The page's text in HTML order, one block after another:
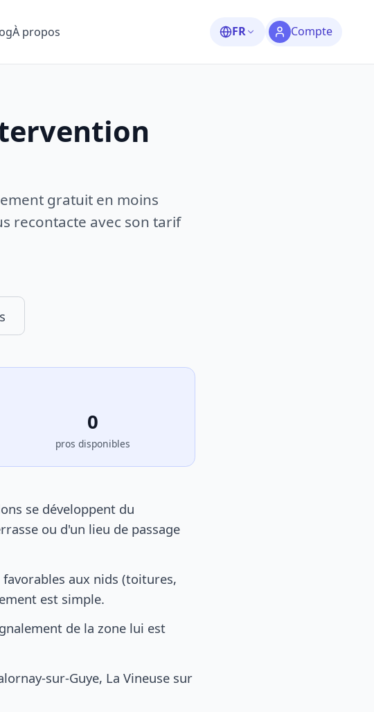
À propos FR Compte
gratuit en moins
recontacte avec son tarif
0
pros disponibles
se développent du
ou d'un lieu de passage
aux nids (toitures,
est simple.
de la zone lui est
sur-Guye, La Vineuse sur